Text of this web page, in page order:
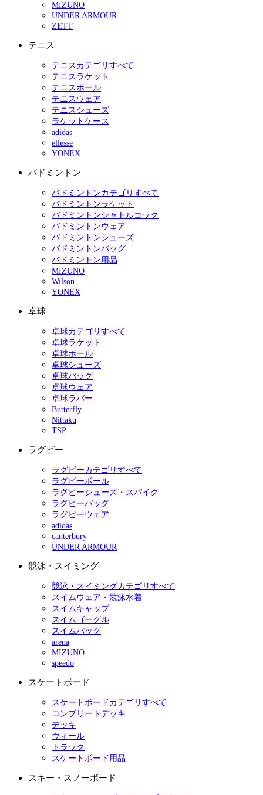
MIZUNO
UNDER ARMOUR
ZETT
テニス
テニスカテゴリすべて
テニスラケット
テニスボール
テニスウェア
テニスシューズ
ラケットケース
adidas
ellesse
YONEX
バドミントン
バドミントンカテゴリすべて
バドミントンラケット
バドミントンシャトルコック
バドミントンウェア
バドミントンシューズ
バドミントンバッグ
バドミントン用品
MIZUNO
Wilson
YONEX
卓球
卓球カテゴリすべて
卓球ラケット
卓球ボール
卓球シューズ
卓球バッグ
卓球ウェア
卓球ラバー
Butterfly
Nittaku
TSP
ラグビー
ラグビーカテゴリすべて
ラグビーボール
ラグビーシューズ・スパイク
ラグビーバッグ
ラグビーウェア
adidas
canterbury
UNDER ARMOUR
競泳・スイミング
競泳・スイミングカテゴリすべて
スイムウェア・競泳水着
スイムキャップ
スイムゴーグル
スイムバッグ
arena
MIZUNO
speedo
スケートボード
スケートボードカテゴリすべて
コンプリートデッキ
デッキ
ウィール
トラック
スケートボード用品
スキー・スノーボード